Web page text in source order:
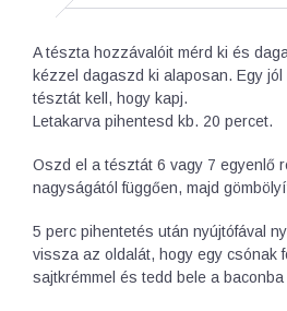
A tészta hozzávalóit mérd ki és
kézzel dagaszd ki alaposan. Egy
tésztát kell, hogy kapj.
Letakarva pihentesd kb. 20 percet.
Oszd el a tésztát 6 vagy 7 egyenlő
nagyságától függően, majd
5 perc pihentetés után nyújtófával
vissza az oldalát, hogy egy csónak
sajtkrémmel és tedd bele a